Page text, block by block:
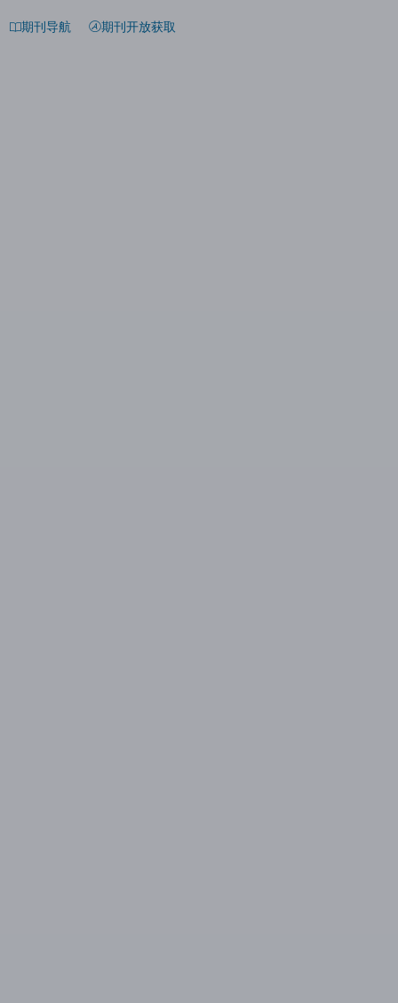
期刊导航 期刊开放获取